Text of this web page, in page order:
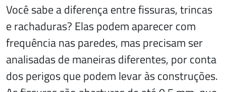
Você sabe a diferença entre fissuras, trincas
e rachaduras? Elas podem aparecer com
frequência nas paredes, mas precisam ser
analisadas de maneiras diferentes, por conta
dos perigos que podem levar às construções.